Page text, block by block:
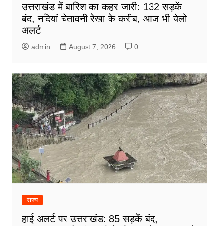
उत्तराखंड में बारिश का कहर जारी: 132 सड़कें
बंद, नदियां चेतावनी रेखा के करीब, आज भी येलो
अलर्ट
admin August 7, 2026 0
राज्य
हाई अलर्ट पर उत्तराखंड: 85 सड़कें बंद,